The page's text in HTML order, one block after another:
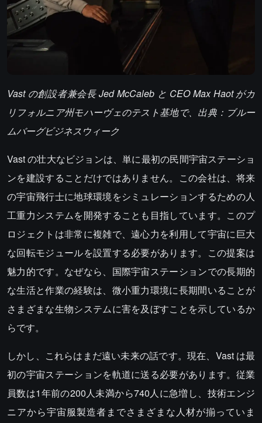
Vast の創設者兼会長 Jed McCaleb と CEO Max Haot がカ
リフォルニア州モハーヴェのテスト基地で、出典：ブルー
ムバーグビジネスウィーク
Vast の壮大なビジョンは、単に最初の民間宇宙ステーショ
ンを建設することだけではありません。この会社は、将来
の宇宙飛行士に地球環境をシミュレーションするための人
工重力システムを開発することも目指しています。このプ
ロジェクトは非常に複雑で、遠心力を利用して宇宙に巨大
な回転モジュールを設置する必要があります。この提案は
魅力的です。なぜなら、国際宇宙ステーションでの長期的
な生活と作業の経験は、微小重力環境に長期間いることが
さまざまな生物システムに害を及ぼすことを示しているか
らです。
しかし、これらはまだ遠い未来の話です。現在、Vast は最
初の宇宙ステーションを軌道に送る必要があります。従業
員数は1年前の200人未満から740人に急増し、技術エンジ
ニアから宇宙服製造者までさまざまな人材が揃っていま